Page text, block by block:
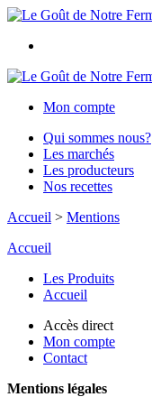
Mon compte
Qui sommes nous?
Les marchés
Les producteurs
Nos recettes
Accueil > Mentions
Accueil
Les Produits
Accueil
Accès direct
Mon compte
Contact
Mentions légales